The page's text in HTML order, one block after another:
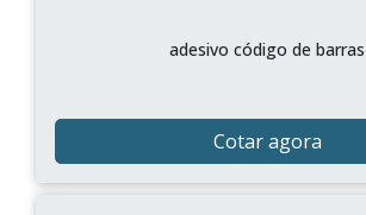
adesivo código de barras
Cotar agora